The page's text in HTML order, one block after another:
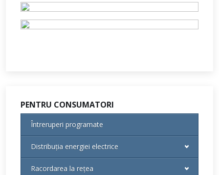
PENTRU CONSUMATORI
Întreruperi programate
Distribuția energiei electrice
Racordarea la rețea